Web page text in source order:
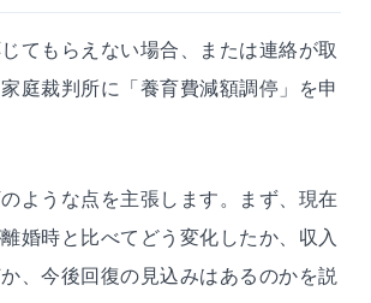
てもらえない場合、または連絡が取
庭裁判所に「養育費減額調停」を申
ような点を主張します。まず、現在
婚時と比べてどう変化したか、収入
、今後回復の見込みはあるのかを説